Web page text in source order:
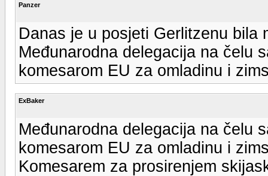
Panzer
Danas je u posjeti Gerlitzenu bila
Međunarodna delegacija na čelu
komesarom EU za omladinu i
ExBaker
Međunarodna delegacija na čelu
komesarom EU za omladinu i
Komesarem za prosirenjem